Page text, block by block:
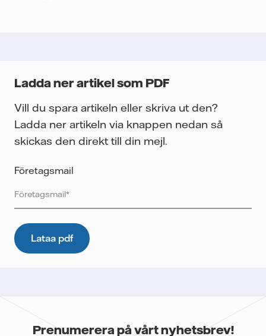
Ladda ner artikel som PDF
Vill du spara artikeln eller skriva ut den?
Ladda ner artikeln via knappen nedan så
skickas den direkt till din mejl.
Företagsmail
Vattenfall skyddar och respekterar din integritet. För att
Vattenfalls storföretagsförsäljning ska kunna skicka det
önskade innehållet till dig, samt för att i framtiden kunna
Prenumerera på vårt nyhetsbrev!